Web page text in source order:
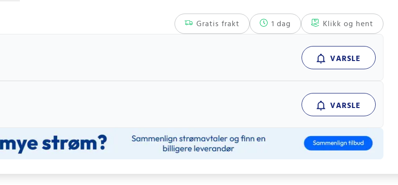
Gratis frakt 1 dag Klikk og hent
VARSLE
VARSLE